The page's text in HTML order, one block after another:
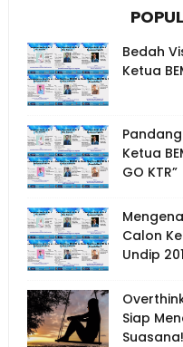
Bedah
Ketua
Ketua
GO KTR”
Calon
Undip
Siap
Suasana!